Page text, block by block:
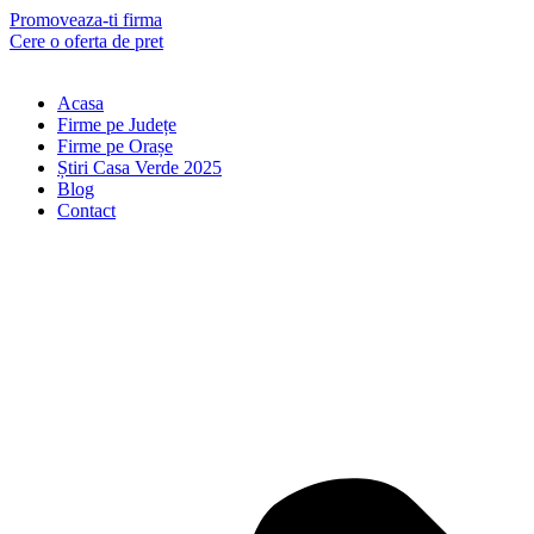
Skip
to
Promoveaza-ti firma
Cere o oferta de pret
Acasa
Firme pe Județe
Firme pe Orașe
Știri Casa Verde 2025
Blog
Contact